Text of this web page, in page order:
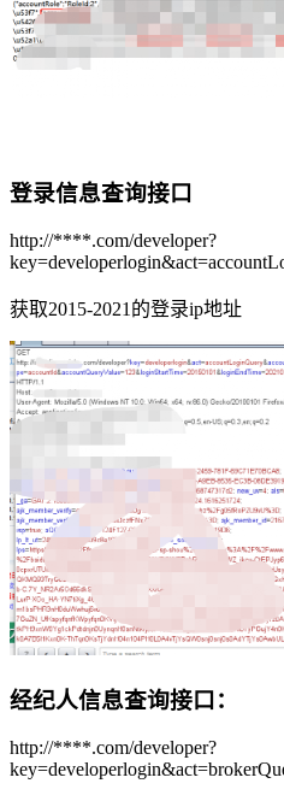
登录信息查询接口
http://****.com/developer?
获取2015-2021的登录ip地址
经纪人信息查询接口：
http://****.com/developer?